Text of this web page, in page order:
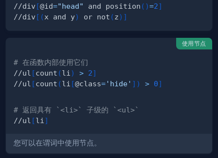
//div [@id="head" and position ( )=2]
//div [ (x and y) or not (z) ]
使用节点
# 在函数内部使用它们
//ul [count (li ) > 2]
//ul [count (li [@class='hide' ] ) > 0]
# 返回具有 `<li>` 子级的 `<ul>`
//ul [li ]
您可以在谓词中使用节点。